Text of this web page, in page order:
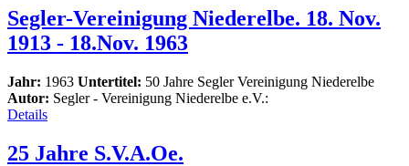
Segler-Vereinigung Niederelbe. 18. Nov.
1913 - 18.Nov. 1963
Jahr: 1963 Untertitel: 50 Jahre Segler Vereinigung Niederelbe
Autor: Segler - Vereinigung Niederelbe e.V.:
Details
25 Jahre S.V.A.Oe.